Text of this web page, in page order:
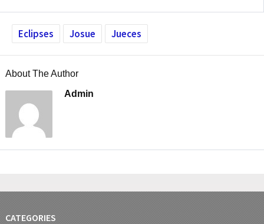
Eclipses Josue Jueces
About The Author
Admin
CATEGORIES